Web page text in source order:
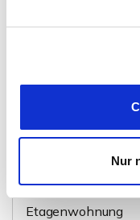
Nur
770,- €
Braunschweig -
Etagenwohnung